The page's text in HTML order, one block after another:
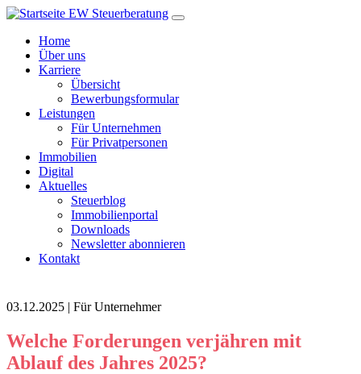
Home
Über uns
Karriere
Übersicht
Bewerbungsformular
Leistungen
Für Unternehmen
Für Privatpersonen
Immobilien
Digital
Aktuelles
Steuerblog
Immobilienportal
Downloads
Newsletter abonnieren
Kontakt
03.12.2025 | Für Unternehmer
Welche Forderungen verjähren mit
Ablauf des Jahres 2025?